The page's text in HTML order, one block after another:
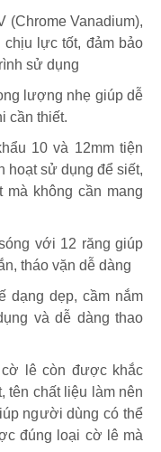
(Chrome Vanadium),
chịu lực tốt, đảm bảo
sử dụng
lượng nhẹ giúp dễ
cần thiết.
10 và 12mm tiện
hoạt sử dụng để siết,
không cần mang
với 12 răng giúp
tháo vặn dễ dàng
dạng dẹp, cầm nắm
và dễ dàng thao
cờ lê còn được khắc
tên chất liệu làm nên
người dùng có thể
đúng loại cờ lê mà